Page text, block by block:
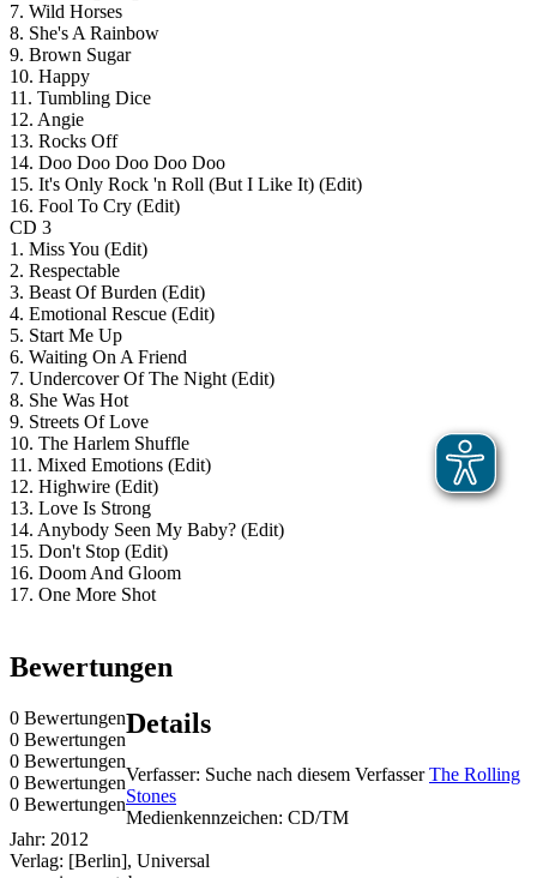
7. Wild Horses
8. She's A Rainbow
9. Brown Sugar
10. Happy
11. Tumbling Dice
12. Angie
13. Rocks Off
14. Doo Doo Doo Doo Doo
15. It's Only Rock 'n Roll (But I Like It) (Edit)
16. Fool To Cry (Edit)
CD 3
1. Miss You (Edit)
2. Respectable
3. Beast Of Burden (Edit)
4. Emotional Rescue (Edit)
5. Start Me Up
6. Waiting On A Friend
7. Undercover Of The Night (Edit)
8. She Was Hot
9. Streets Of Love
10. The Harlem Shuffle
11. Mixed Emotions (Edit)
12. Highwire (Edit)
13. Love Is Strong
14. Anybody Seen My Baby? (Edit)
15. Don't Stop (Edit)
16. Doom And Gloom
17. One More Shot
Bewertungen
0 Bewertungen
0 Bewertungen
0 Bewertungen
0 Bewertungen
0 Bewertungen
Details
Verfasser: Suche nach diesem Verfasser The Rolling
Stones
Medienkennzeichen: CD/TM
Jahr: 2012
Verlag: [Berlin], Universal